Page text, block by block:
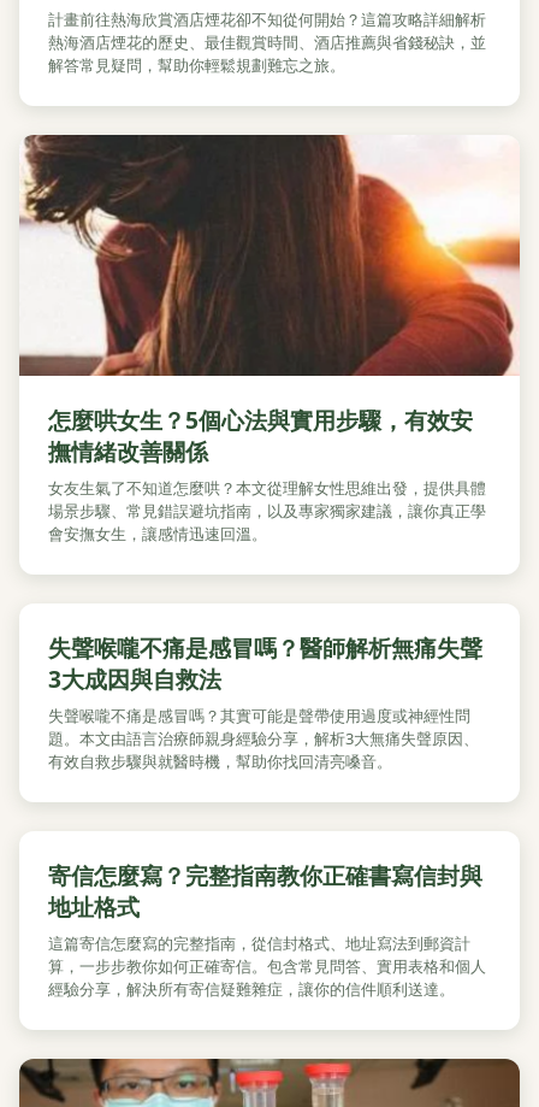
計畫前往熱海欣賞酒店煙花卻不知從何開始？這篇攻略詳細解析
熱海酒店煙花的歷史、最佳觀賞時間、酒店推薦與省錢秘訣，並
解答常見疑問，幫助你輕鬆規劃難忘之旅。
怎麼哄女生？5個心法與實用步驟，有效安
撫情緒改善關係
女友生氣了不知道怎麼哄？本文從理解女性思維出發，提供具體
場景步驟、常見錯誤避坑指南，以及專家獨家建議，讓你真正學
會安撫女生，讓感情迅速回溫。
失聲喉嚨不痛是感冒嗎？醫師解析無痛失聲
3大成因與自救法
失聲喉嚨不痛是感冒嗎？其實可能是聲帶使用過度或神經性問
題。本文由語言治療師親身經驗分享，解析3大無痛失聲原因、
有效自救步驟與就醫時機，幫助你找回清亮嗓音。
寄信怎麼寫？完整指南教你正確書寫信封與
地址格式
這篇寄信怎麼寫的完整指南，從信封格式、地址寫法到郵資計
算，一步步教你如何正確寄信。包含常見問答、實用表格和個人
經驗分享，解決所有寄信疑難雜症，讓你的信件順利送達。